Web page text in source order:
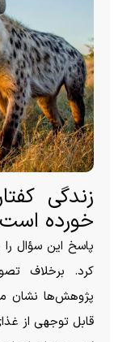
زندگی
خورده است
پاسخ این سؤال
کرد. برخلاف
پژوهش‌ها نشان
قابل توجهی از